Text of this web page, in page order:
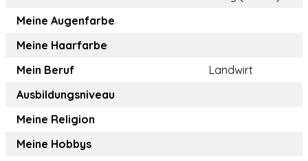
Meine Augenfarbe
Meine Haarfarbe
Mein Beruf
Landwirt
Ausbildungsniveau
Meine Religion
Meine Hobbys